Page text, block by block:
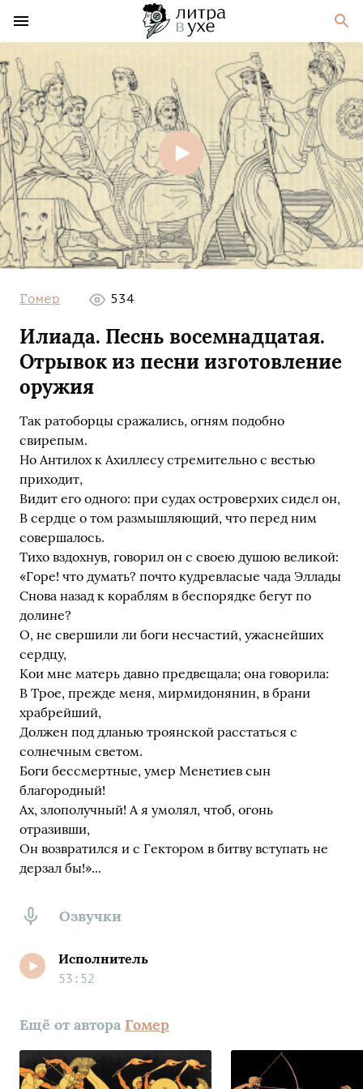
Гомер 534
Илиада. Песнь восемнадцатая.
Отрывок из песни изготовление
оружия
Так ратоборцы сражались, огням подобно
свирепым.
Но Антилох к Ахиллесу стремительно с вестью
приходит,
Видит его одного: при судах островерхих сидел он,
В сердце о том размышляющий, что перед ним
совершалось.
Тихо вздохнув, говорил он с своею душою великой:
«Горе! что думать? почто кудревласые чада Эллады
Снова назад к кораблям в беспорядке бегут по
долине?
О, не свершили ли боги несчастий, ужаснейших
сердцу,
Кои мне матерь давно предвещала; она говорила:
В Трое, прежде меня, мирмидонянин, в брани
храбрейший,
Должен под дланью троянской расстаться с
солнечным светом.
Боги бессмертные, умер Менетиев сын
благородный!
Ах, злополучный! А я умолял, чтоб, огонь
отразивши,
Он возвратился и с Гектором в битву вступать не
дерзал бы!»...
Озвучки
Исполнитель
53:52
Ещё от автора Гомер